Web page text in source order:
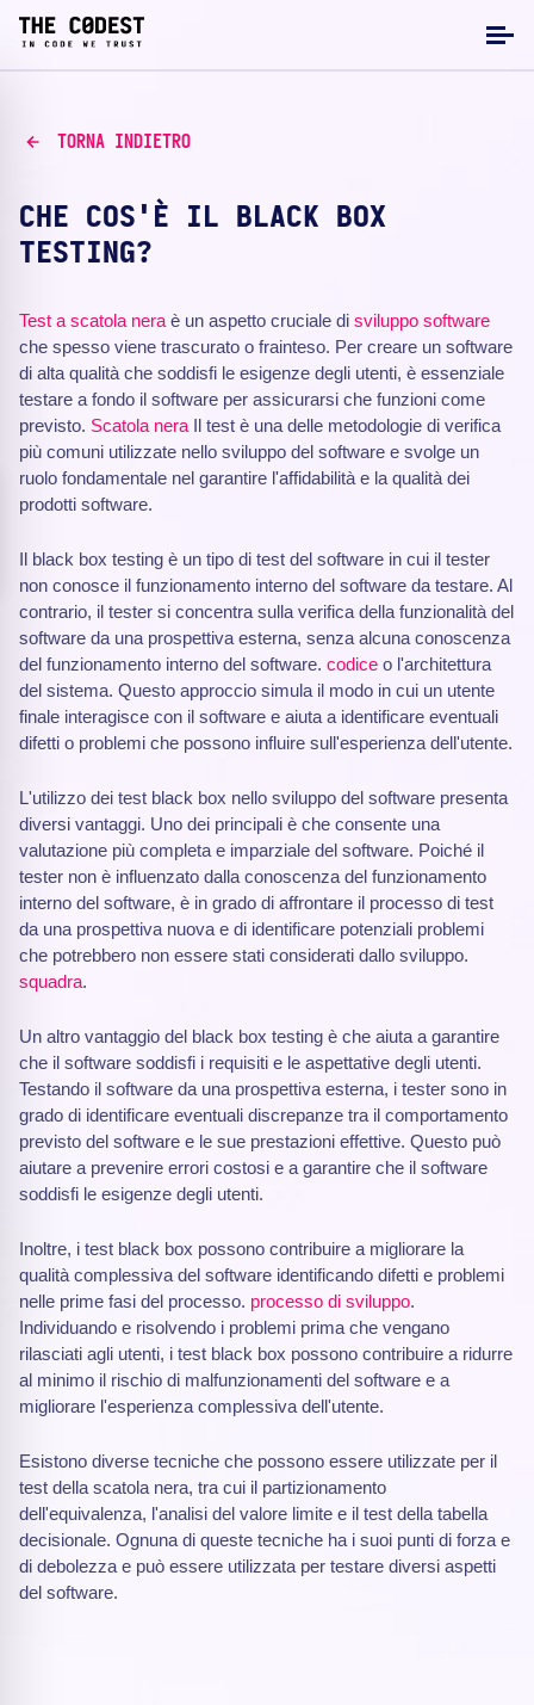
TORNA INDIETRO
CHE COS'È IL BLACK BOX
TESTING?
Test a scatola nera è un aspetto cruciale di sviluppo software
che spesso viene trascurato o frainteso. Per creare un software
di alta qualità che soddisfi le esigenze degli utenti, è essenziale
testare a fondo il software per assicurarsi che funzioni come
previsto. Scatola nera Il test è una delle metodologie di verifica
più comuni utilizzate nello sviluppo del software e svolge un
ruolo fondamentale nel garantire l'affidabilità e la qualità dei
prodotti software.
Il black box testing è un tipo di test del software in cui il tester
non conosce il funzionamento interno del software da testare. Al
contrario, il tester si concentra sulla verifica della funzionalità del
software da una prospettiva esterna, senza alcuna conoscenza
del funzionamento interno del software. codice o l'architettura
del sistema. Questo approccio simula il modo in cui un utente
finale interagisce con il software e aiuta a identificare eventuali
difetti o problemi che possono influire sull'esperienza dell'utente.
L'utilizzo dei test black box nello sviluppo del software presenta
diversi vantaggi. Uno dei principali è che consente una
valutazione più completa e imparziale del software. Poiché il
tester non è influenzato dalla conoscenza del funzionamento
interno del software, è in grado di affrontare il processo di test
da una prospettiva nuova e di identificare potenziali problemi
che potrebbero non essere stati considerati dallo sviluppo.
squadra.
Un altro vantaggio del black box testing è che aiuta a garantire
che il software soddisfi i requisiti e le aspettative degli utenti.
Testando il software da una prospettiva esterna, i tester sono in
grado di identificare eventuali discrepanze tra il comportamento
previsto del software e le sue prestazioni effettive. Questo può
aiutare a prevenire errori costosi e a garantire che il software
soddisfi le esigenze degli utenti.
Inoltre, i test black box possono contribuire a migliorare la
qualità complessiva del software identificando difetti e problemi
nelle prime fasi del processo. processo di sviluppo.
Individuando e risolvendo i problemi prima che vengano
rilasciati agli utenti, i test black box possono contribuire a ridurre
al minimo il rischio di malfunzionamenti del software e a
migliorare l'esperienza complessiva dell'utente.
Esistono diverse tecniche che possono essere utilizzate per il
test della scatola nera, tra cui il partizionamento
dell'equivalenza, l'analisi del valore limite e il test della tabella
decisionale. Ognuna di queste tecniche ha i suoi punti di forza e
di debolezza e può essere utilizzata per testare diversi aspetti
del software.